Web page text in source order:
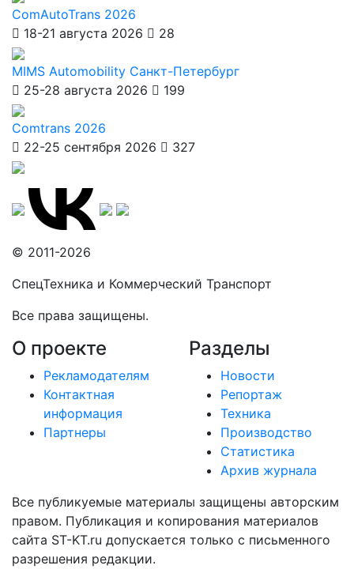
ComAutoTrans 2026
18-21 августа 2026
28
MIMS Automobility Санкт-Петербург
25-28 августа 2026
199
Comtrans 2026
22-25 сентября 2026
327
© 2011-2026
СпецТехника и Коммерческий Транспорт
Все права защищены.
О проекте
Рекламодателям
Контактная
информация
Партнеры
Разделы
Новости
Репортаж
Техника
Производство
Статистика
Архив журнала
Все публикуемые материалы защищены авторским
правом. Публикация и копирования материалов
сайта ST-KT.ru допускается только с письменного
разрешения редакции.